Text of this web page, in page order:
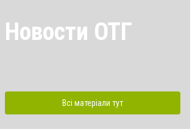
Новости ОТГ
Всі матеріали тут